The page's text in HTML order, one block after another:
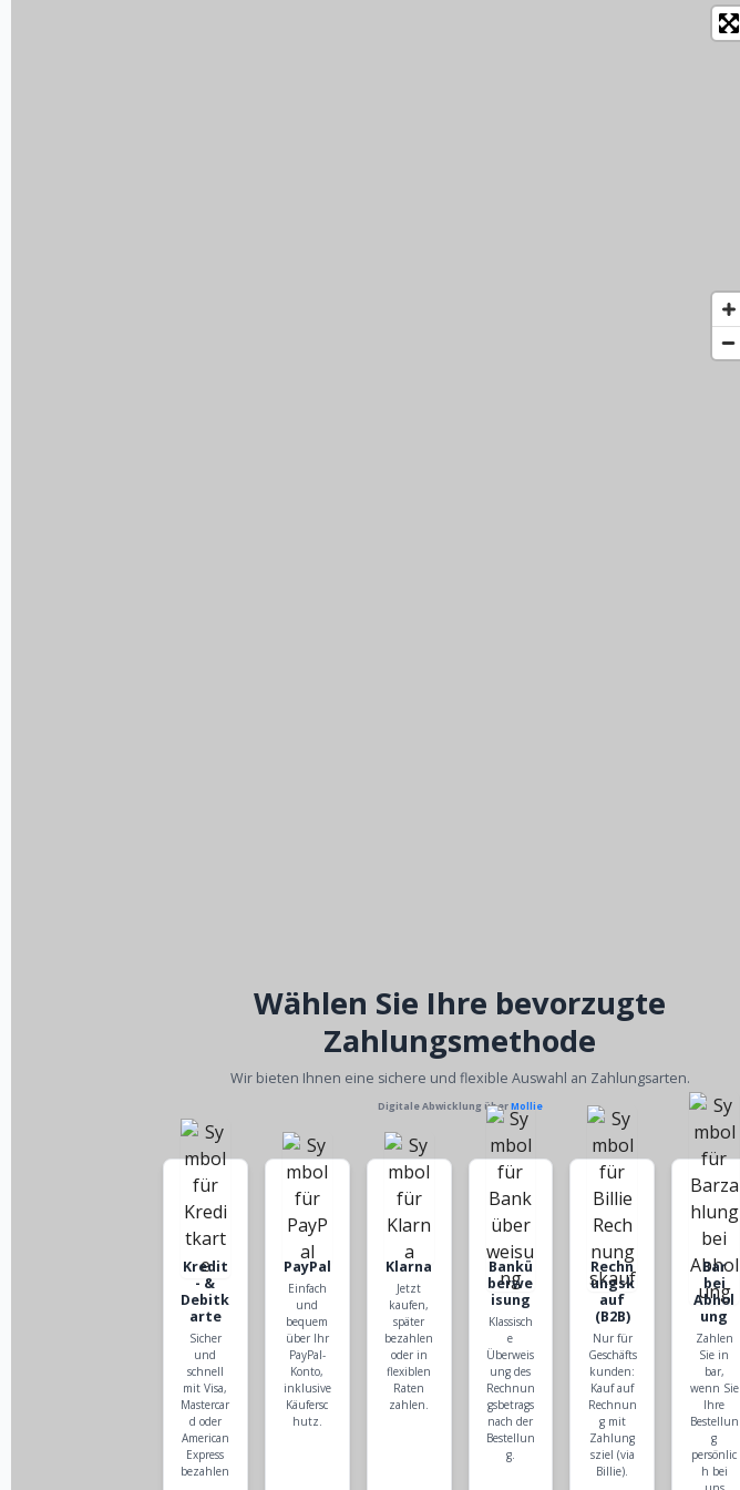
Wählen Sie Ihre bevorzugte
Zahlungsmethode
Wir bieten Ihnen eine sichere und flexible Auswahl an Zahlungsarten.
Digitale Abwicklung überMollie
Kredit
- &
Debitk
arte
Sicher
und
schnell
mit Visa,
Mastercar
d oder
American
Express
bezahlen
PayPal
Einfach
und
bequem
über Ihr
PayPal-
Konto,
inklusive
Käufersc
hutz.
Klarna
Jetzt
kaufen,
später
bezahlen
oder in
flexiblen
Raten
zahlen.
Bankü
berwe
isung
Klassisch
e
Überweis
ung des
Rechnun
gsbetrags
nach der
Bestellun
g.
Rechn
ungsk
auf
(B2B)
Nur für
Geschäfts
kunden:
Kauf auf
Rechnun
g mit
Zahlung
sziel (via
Billie).
Bar
bei
Abhol
ung
Zahlen
Sie in
bar,
wenn Sie
Ihre
Bestellun
g
persönlic
h bei